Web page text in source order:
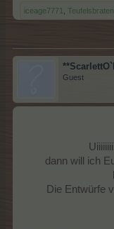
iceage7771 Teufelsbraten
Guest
dann will ich
Die Entwürfe